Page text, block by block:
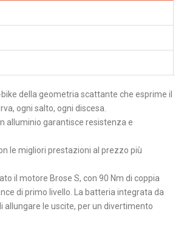
bike della geometria scattante che esprime il
ogni salto, ogni discesa.
alluminio garantisce resistenza e
le migliori prestazioni al prezzo più
il motore Brose S, con 90 Nm di coppia
di primo livello. La batteria integrata da
allungare le uscite, per un divertimento